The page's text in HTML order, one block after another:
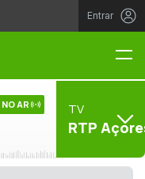
Entrar
NO AR TV
RTP